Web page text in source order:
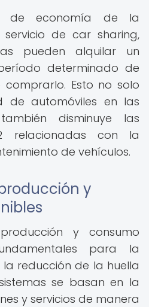
de economía de la
de car sharing,
pueden alquilar un
determinado de
Esto no solo
de automóviles en las
disminuye las
relacionadas con la
de vehículos.
y
y consumo
para la
reducción de la huella
se basan en la
y servicios de manera